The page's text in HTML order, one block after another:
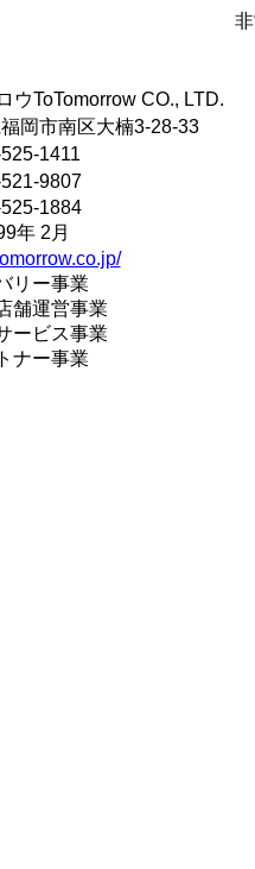
ウToTomorrow CO., LTD.
岡市南区大楠3-28-33
1411
9807
1884
年 2月
リー事業
舗運営事業
ービス事業
ナー事業